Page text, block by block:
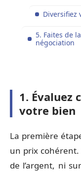
Diversifiez
5. Faites de
négociation
1. Évaluez
votre bien
La première
un prix
de l’argent, ni